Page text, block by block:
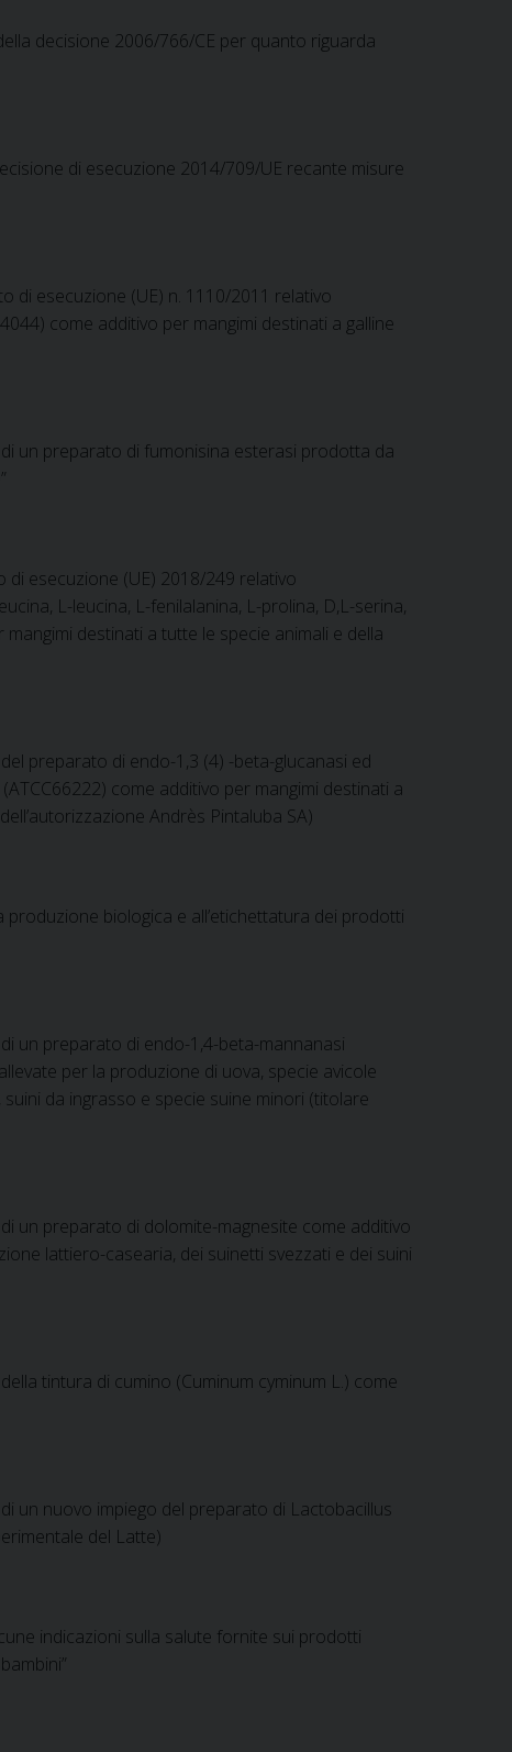
decisione 2006/766/CE per quanto riguarda
di esecuzione 2014/709/UE recante misure
di esecuzione (UE) n. 1110/2011 relativo
come additivo per mangimi destinati a galline
un preparato di fumonisina esterasi prodotta da
di esecuzione (UE) 2018/249 relativo
L-leucina, L-fenilalanina, L-prolina, D,L-serina,
destinati a tutte le specie animali e della
preparato di endo-1,3 (4) -beta-glucanasi ed
come additivo per mangimi destinati a
Andrès Pintaluba SA)
biologica e all’etichettatura dei prodotti
un preparato di endo-1,4-beta-mannanasi
per la produzione di uova, specie avicole
da ingrasso e specie suine minori (titolare
un preparato di dolomite-magnesite come additivo
lattiero-casearia, dei suinetti svezzati e dei suini
tintura di cumino (Cuminum cyminum L.) come
un nuovo impiego del preparato di Lactobacillus
del Latte)
indicazioni sulla salute fornite sui prodotti